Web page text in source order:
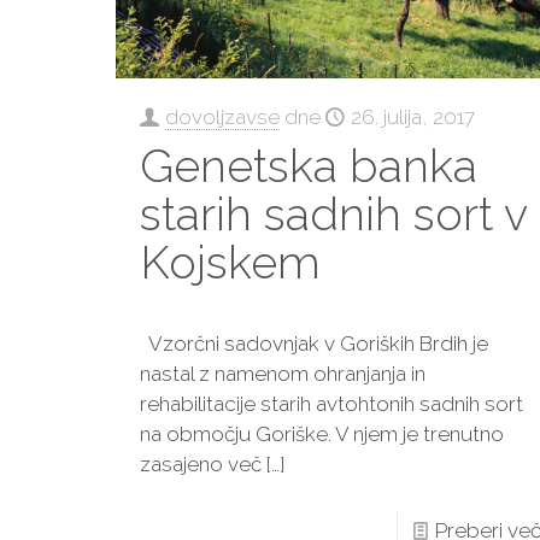
dovoljzavse dne 26. julija, 2017
Genetska banka
starih sadnih sort v
Kojskem
Vzorčni sadovnjak v Goriških Brdih je
nastal z namenom ohranjanja in
rehabilitacije starih avtohtonih sadnih sort
na območju Goriške. V njem je trenutno
zasajeno več[…]
Preberi